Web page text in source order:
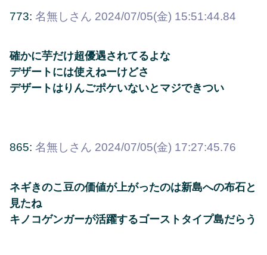
773: 名無しさん 2024/07/05(金) 15:51:44.84
確かに芋だけ超優遇されてるよな
デザートには使えねーけどさ
デザートはりんごポケいないとマジできつい
865: 名無しさん 2024/07/05(金) 17:27:45.76
ネギきのこ豆の価値が上がったのは新島への布石と
見たね
キノコゲンガーが活躍するゴーストタイプ島だらう